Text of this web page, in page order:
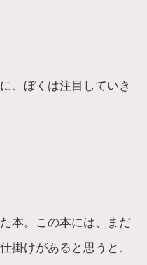
、ぼくは注目していき
本。この本には、まだ
掛けがあると思うと、